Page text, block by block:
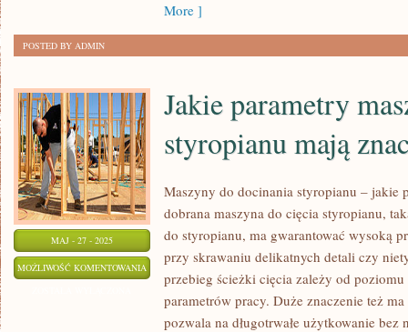
More ]
POSTED BY ADMIN
MAJ - 27 - 2025
MOŻLIWOŚĆ KOMENTOWANIA JAKIE
PARAMETRY
MASZYN
Jakie parametry
styropianu mają
Maszyny do docinania styropianu – jakie
dobrana maszyna do cięcia styropianu,
do styropianu, ma gwarantować wysoką
przy skrawaniu delikatnych detali czy
przebieg ścieżki cięcia zależy od
parametrów pracy. Duże znaczenie też
pozwala na długotrwałe użytkowanie